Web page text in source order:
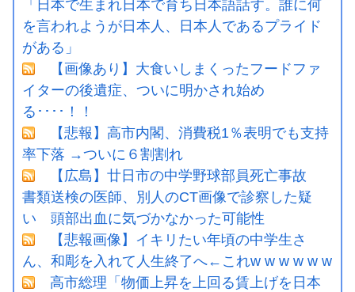
「日本で生まれ日本で育ち日本語話す。誰に何
を言われようが日本人、日本人であるプライド
がある」
【画像あり】大食いしまくったフードファ
イターの後遺症、ついに明かされ始め
る････！！
【悲報】高市内閣、消費税1％表明でも支持
率下落 →ついに６割割れ
【広島】廿日市の中学野球部員死亡事故
書類送検の医師、別人のCT画像で診察した疑
い 頭部出血に気づかなかった可能性
【悲報画像】イキリたい年頃の中学生さ
ん、和彫を入れて人生終了へ←これw w w w w w
高市総理「物価上昇を上回る賃上げを日本